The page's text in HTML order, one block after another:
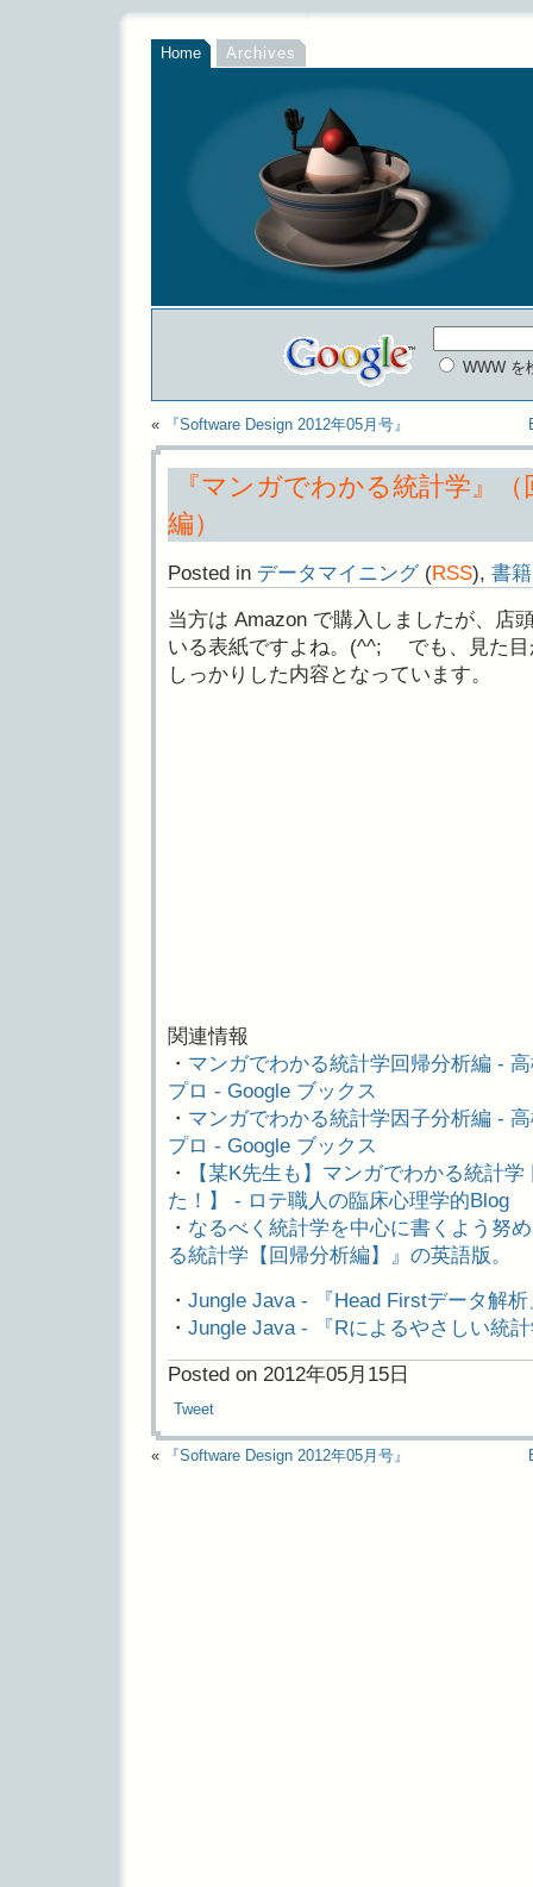
Home Archives
WWW を
« 『Software Design 2012年05月号』
『マンガでわかる統計学』
編）
Posted in データマイニング(RSS), 書籍
当方は Amazon で購入しましたが、店
いる表紙ですよね。(^^; でも、見た目
しっかりした内容となっています。
関連情報
・ マンガでわかる統計学回帰分析編 -
プロ - Google ブックス
・ マンガでわかる統計学因子分析編 -
プロ - Google ブックス
・
【某K先生も】マンガでわかる統計
た！】 - ロテ職人の臨床心理学的Blog
・ なるべく統計学を中心に書くよう努
る統計学【回帰分析編】』の英語版。
・ Jungle Java - 『Head Firstデータ解析
・ Jungle Java - 『Rによるやさしい統
Posted on 2012年05月15日
Tweet
« 『Software Design 2012年05月号』